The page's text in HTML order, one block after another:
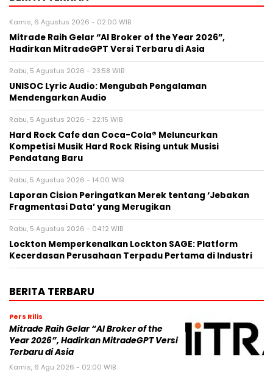
Kamis, 6 Agustus 2026 - 02:00 WIB
Mitrade Raih Gelar “AI Broker of the Year 2026”,
Hadirkan MitradeGPT Versi Terbaru di Asia
Rabu, 5 Agustus 2026 - 23:58 WIB
UNISOC Lyric Audio: Mengubah Pengalaman
Mendengarkan Audio
Rabu, 5 Agustus 2026 - 22:15 WIB
Hard Rock Cafe dan Coca-Cola® Meluncurkan
Kompetisi Musik Hard Rock Rising untuk Musisi
Pendatang Baru
Rabu, 5 Agustus 2026 - 14:00 WIB
Laporan Cision Peringatkan Merek tentang ‘Jebakan
Fragmentasi Data’ yang Merugikan
Rabu, 5 Agustus 2026 - 04:12 WIB
Lockton Memperkenalkan Lockton SAGE: Platform
Kecerdasan Perusahaan Terpadu Pertama di Industri
BERITA TERBARU
Pers Rilis
Mitrade Raih Gelar “AI Broker of the
Year 2026”, Hadirkan MitradeGPT Versi
Terbaru di Asia
Kamis, 6 Agu 2026 - 02:00 WIB